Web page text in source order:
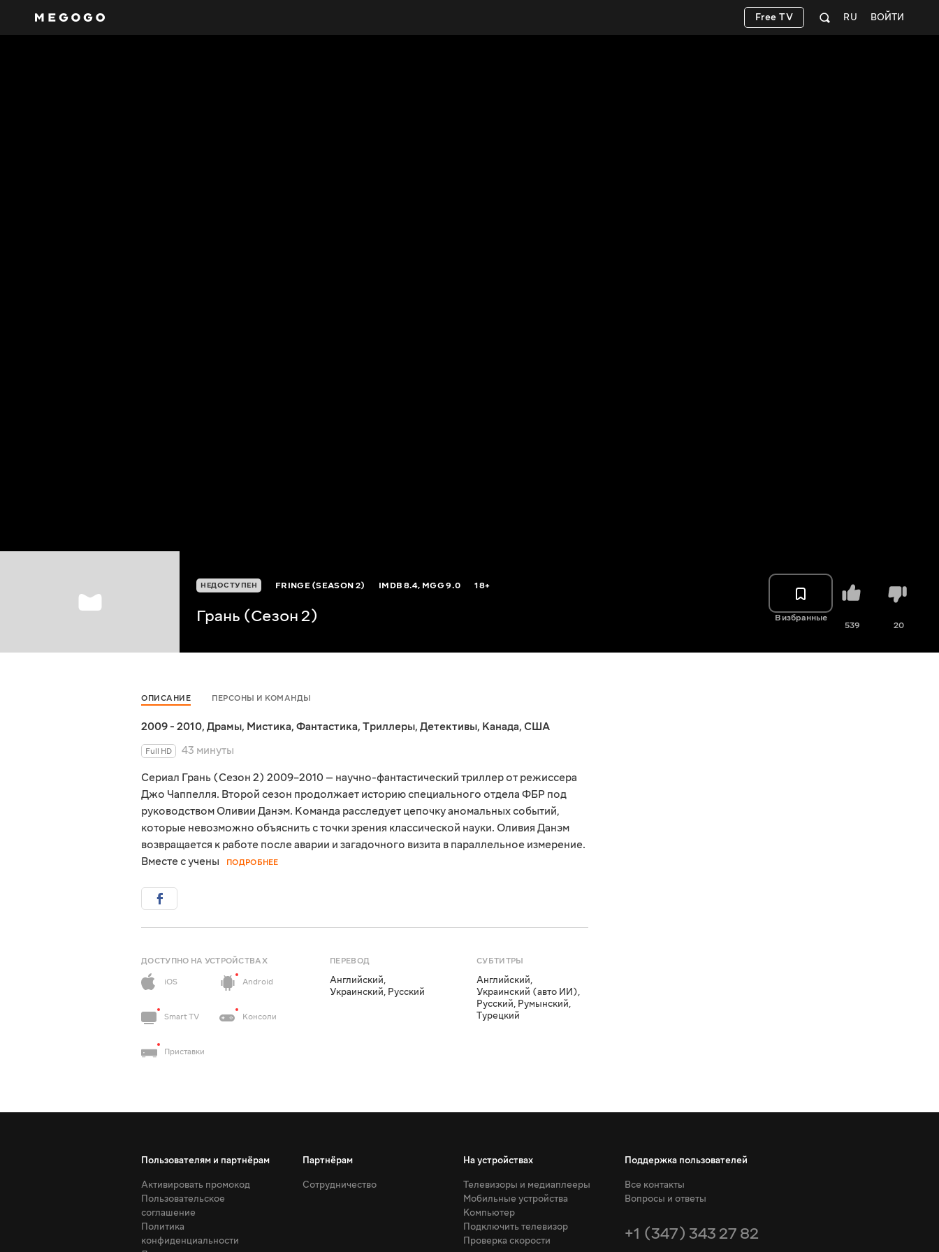
ВОЙТИ
RU
Free TV
НЕДОСТУПЕН FRINGE (SEASON 2) IMDB8.4, MGG9.0 18+
Грань (Сезон 2) В избранные
539 20
ОПИСАНИЕ ПЕРСОНЫ И КОМАНДЫ
2009 - 2010, Драмы, Мистика, Фантастика, Триллеры, Детективы, Канада, США
Full HD
43 минуты
Сериал Грань (Сезон 2) 2009–2010 — научно-фантастический триллер от режиссера
Джо Чаппелля. Второй сезон продолжает историю специального отдела ФБР под
руководством Оливии Данэм. Команда расследует цепочку аномальных событий,
которые невозможно объяснить с точки зрения классической науки. Оливия Данэм
возвращается к работе после аварии и загадочного визита в параллельное измерение.
Вместе с учены
ПОДРОБНЕЕ
ДОСТУПНО НА УСТРОЙСТВАХ
iOS
Android
Smart TV Консоли
Приставки
ПЕРЕВОД
Английский,
Украинский, Русский
СУБТИТРЫ
Английский,
Украинский (авто ИИ),
Русский, Румынский,
Турецкий
Пользователям и партнёрам
Активировать промокод
Пользовательское
соглашение
Политика
конфиденциальности
Партнёрам
Сотрудничество
На устройствах
Телевизоры и медиаплееры
Мобильные устройства
Компьютер
Подключить телевизор
Проверка скорости
Поддержка пользователей
Все контакты
Вопросы и ответы
+1 (347) 343 27 82